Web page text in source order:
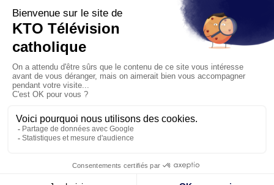
Les reportages d'été 2026 de KTO
La visite pastorale du pape Léon
XIV à Assise à suivre sur KTO le
jeudi 6 août
Le pape en Uruguay, Argentine et
Pérou du 6 au 17 novembre 2026